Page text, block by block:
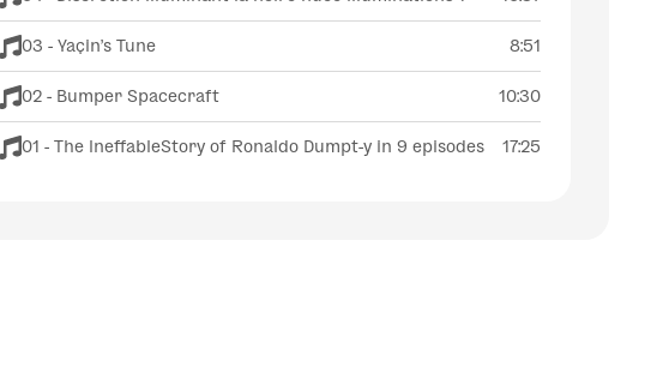
03 - Yaçin's Tune 8:51
02 - Bumper Spacecraft 10:30
01 - The IneffableStory of Ronaldo Dumpt-y in 9 episodes 17:25